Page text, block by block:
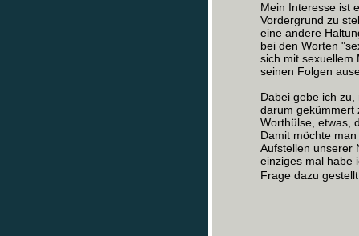
Mein Interesse ist
Vordergrund zu
eine andere
bei den Worten
sich mit sexuellem
seinen Folgen
Dabei gebe ich
darum gekümmert
Worthülse, etwas,
Damit möchte
Aufstellen unserer
einziges mal habe
Frage dazu